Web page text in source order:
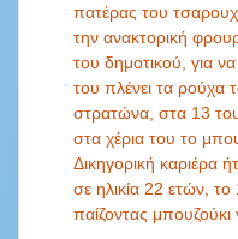
πατέρας του
την ανακτορική
του δημοτικού, για
του πλένει τα ρούχα
στρατώνα, στα 13
στα χέρια του το
Δικηγορική καριέρα
σε ηλικία 22 ετών,
παίζοντας μπουζούκι